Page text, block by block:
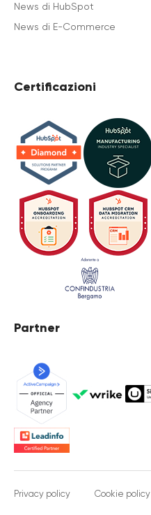
News di HubSpot
News di E-Commerce
Certificazioni
Partner
Privacy policy Cookie policy